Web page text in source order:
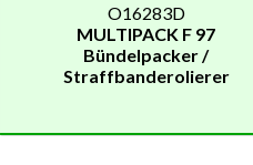
O16283D
MULTIPACK F 97
Bündelpacker /
Straffbanderolierer